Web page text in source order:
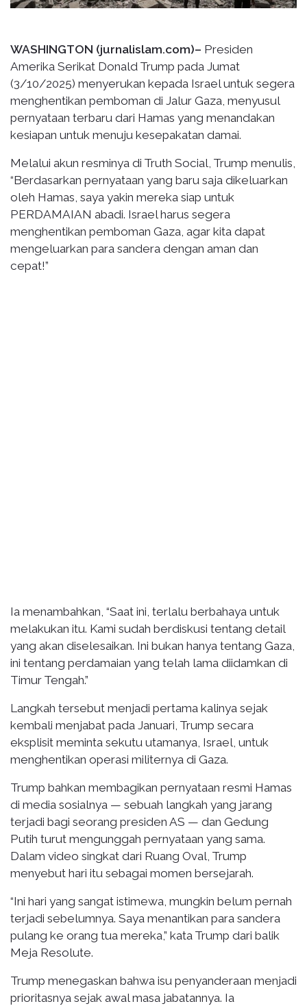
WASHINGTON (jurnalislam.com)– Presiden
Amerika Serikat Donald Trump pada Jumat
(3/10/2025) menyerukan kepada Israel untuk segera
menghentikan pemboman di Jalur Gaza, menyusul
pernyataan terbaru dari Hamas yang menandakan
kesiapan untuk menuju kesepakatan damai.
Melalui akun resminya di Truth Social, Trump menulis,
“Berdasarkan pernyataan yang baru saja dikeluarkan
oleh Hamas, saya yakin mereka siap untuk
PERDAMAIAN abadi. Israel harus segera
menghentikan pemboman Gaza, agar kita dapat
mengeluarkan para sandera dengan aman dan
cepat!”
Ia menambahkan, “Saat ini, terlalu berbahaya untuk
melakukan itu. Kami sudah berdiskusi tentang detail
yang akan diselesaikan. Ini bukan hanya tentang Gaza,
ini tentang perdamaian yang telah lama diidamkan di
Timur Tengah.”
Langkah tersebut menjadi pertama kalinya sejak
kembali menjabat pada Januari, Trump secara
eksplisit meminta sekutu utamanya, Israel, untuk
menghentikan operasi militernya di Gaza.
Trump bahkan membagikan pernyataan resmi Hamas
di media sosialnya — sebuah langkah yang jarang
terjadi bagi seorang presiden AS — dan Gedung
Putih turut mengunggah pernyataan yang sama.
Dalam video singkat dari Ruang Oval, Trump
menyebut hari itu sebagai momen bersejarah.
“Ini hari yang sangat istimewa, mungkin belum pernah
terjadi sebelumnya. Saya menantikan para sandera
pulang ke orang tua mereka,” kata Trump dari balik
Meja Resolute.
Trump menegaskan bahwa isu penyanderaan menjadi
prioritasnya sejak awal masa jabatannya. Ia